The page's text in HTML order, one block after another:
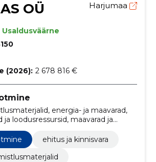
OÜ Harjumaa
Usaldusväärne
(2026): 2 678 816 €
energia- ja maavarad,
ja loodusressursid, maavarad ja
ehitus ja kinnisvara
ehitus ja kinnisvara